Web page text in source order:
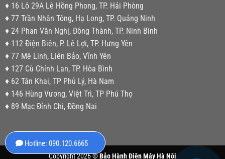
♦ 16 Lô 29A Lê Hồng Phong, TP. Hải Phòng
♦ 77 Trần Nhân Tông, Hạ Long, TP. Quảng Ninh
♦ 24 Phan Văn Nghị, Đông Thành, TP. Ninh Bình
♦ 112 Điện Biên, P. Lê Lợi, TP. Hưng Yên
♦ 77 Mê Linh, Liên Bảo, Vĩnh Yên
♦ 127 Cù Chính Lan, TP. Hòa Bình
♦ 62 Tân Khai, TP Phủ Lý, Hà Nam
♦ 146 Hùng Vương, Việt Trì, TP Phú Thọ
♦ 89 Mạc Đỉnh Chi, Đồng Nai
Copyright 2026 ©Bảo Hành Điện Máy Hà Nội
Hotline: 090.120.6665